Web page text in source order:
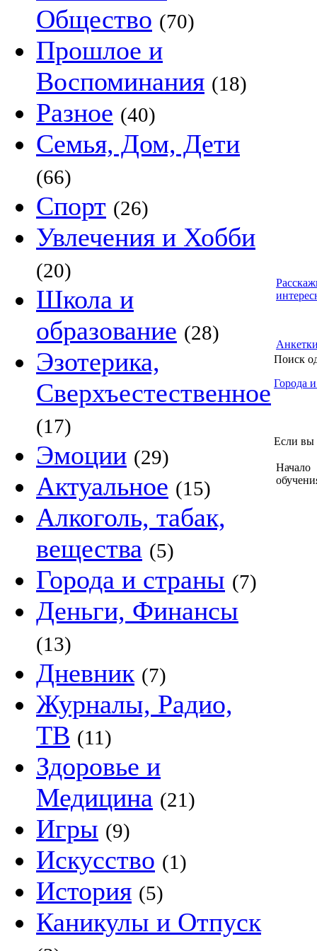
Общество (70)
Прошлое и
Воспоминания (18)
Разное (40)
Семья, Дом, Дети
(66)
Спорт (26)
Увлечения и Хобби
(20)
Школа и
образование (28)
Эзотерика,
Сверхъестественное
(17)
Эмоции (29)
Актуальное (15)
Алкоголь, табак,
вещества (5)
Города и страны (7)
Деньги, Финансы
(13)
Дневник (7)
Журналы, Радио,
ТВ (11)
Здоровье и
Медицина (21)
Игры (9)
Искусство (1)
История (5)
Каникулы и Отпуск
Поиск
Города
Если вы
Начало